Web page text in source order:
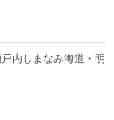
内しまなみ海道・明